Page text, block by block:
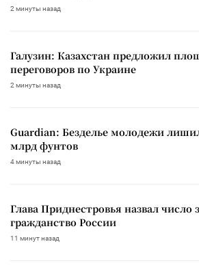
2 минуты назад
Галузин: Казахстан предложил
переговоров по Украине
2 минуты назад
Guardian: Безделье молодежи
млрд фунтов
4 минуты назад
Глава Приднестровья назвал число
гражданство России
11 минут назад